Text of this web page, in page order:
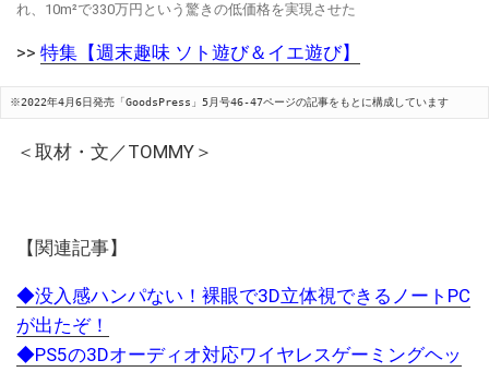
れ、10m²で330万円という驚きの低価格を実現させた
>> 特集【週末趣味 ソト遊び＆イエ遊び】
※2022年4月6日発売「GoodsPress」5月号46-47ページの記事をもとに構成しています
＜取材・文／TOMMY＞
【関連記事】
◆没入感ハンパない！裸眼で3D立体視できるノートPC
が出たぞ！
◆PS5の3Dオーディオ対応ワイヤレスゲーミングヘッ